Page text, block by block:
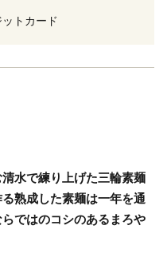
トカード
水で練り上げた三輪素麺
熟成した素麺は一年を通
ではのコシのあるまろや